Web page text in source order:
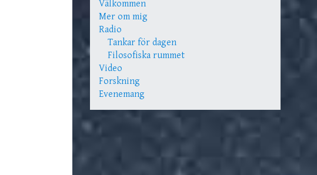
Välkommen
Mer om mig
Radio
Tankar för dagen
Filosofiska rummet
Video
Forskning
Evenemang